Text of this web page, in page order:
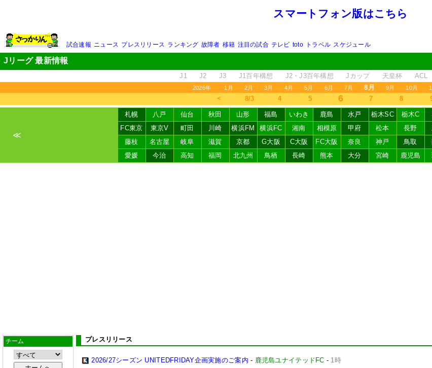
スマートフォン版はこちら
試合速報 ニュース プレスリリース ランキング 故障者 移籍 注目の試合 テレビ toto トラベル スケジュール
Jリーグ 最新情報
J1 J2 J3 J1百年構想 J2・J3百年構想 Jカップ 天皇杯 ACL
2026年 1月 2月 3月 4月 5月 6月 7月 8月 9月 10月
＜ 8/3 4 5 6 7 8
≪
札幌 八戸 仙台 秋田 山形 福島 いわき 鹿島 水戸 栃木SC 栃木C
FC東京
東京V 町田 川崎 横浜FM 横浜FC 湘南 相模原 甲府 松本 長野
藤枝
名古屋 岐阜 滋賀 京都 G大阪 C大阪 FC大阪 奈良 神戸 鳥取
愛媛
今治 高知 福岡 北九州 鳥栖 長崎 熊本 大分 宮崎 鹿児島
チーム プレスリリース
2026/27シーズン UNITEDFRIDAY企画実施のご案内 - 鹿児島ユナイテッドFC - 1時